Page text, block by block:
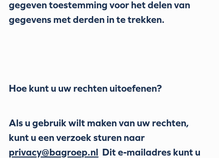
gegeven toestemming voor het delen van
gegevens met derden in te trekken.
Hoe kunt u uw rechten uitoefenen?
Als u gebruik wilt maken van uw rechten,
kunt u een verzoek sturen naar
privacy@bagroep.nl Dit e-mailadres kunt u